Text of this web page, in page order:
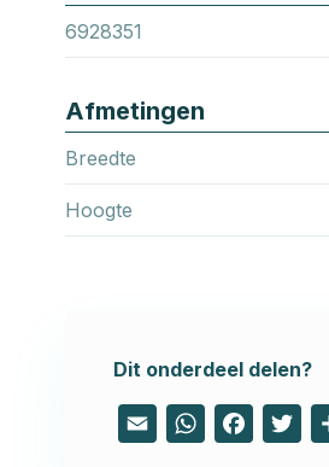
6928351
Afmetingen
Breedte
Hoogte
Dit onderdeel delen?
Email WhatsApp